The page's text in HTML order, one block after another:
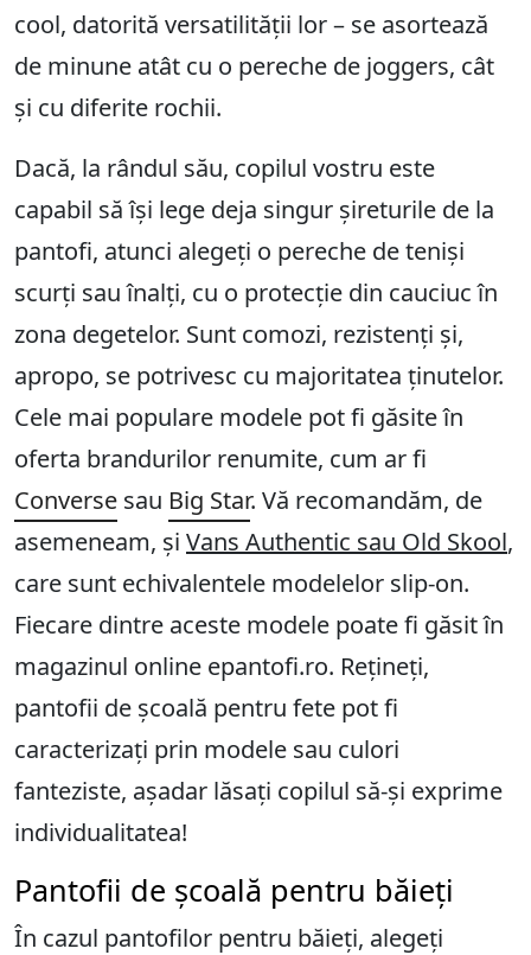
cool, datorită versatilității lor – se asortează
de minune atât cu o pereche de joggers, cât
și cu diferite rochii.
Dacă, la rândul său, copilul vostru este
capabil să își lege deja singur șireturile de la
pantofi, atunci alegeți o pereche de teniși
scurți sau înalți, cu o protecție din cauciuc în
zona degetelor. Sunt comozi, rezistenți și,
apropo, se potrivesc cu majoritatea ținutelor.
Cele mai populare modele pot fi găsite în
oferta brandurilor renumite, cum ar fi
Converse sau Big Star. Vă recomandăm, de
asemeneam, și Vans Authentic sau Old Skool,
care sunt echivalentele modelelor slip-on.
Fiecare dintre aceste modele poate fi găsit în
magazinul online epantofi.ro. Rețineți,
pantofii de școală pentru fete pot fi
caracterizați prin modele sau culori
fanteziste, așadar lăsați copilul să-și exprime
individualitatea!
Pantofii de școală pentru băieți
În cazul pantofilor pentru băieți, alegeți